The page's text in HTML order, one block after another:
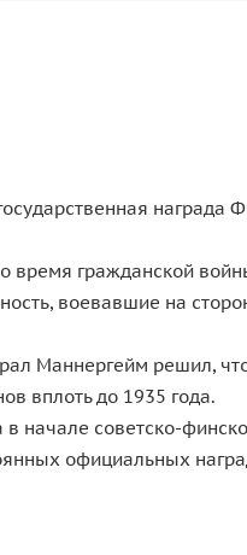
награда
время гражданской
воевавшие на
Маннергейм решил,
вплоть до 1935 года.
начале советско-
официальных